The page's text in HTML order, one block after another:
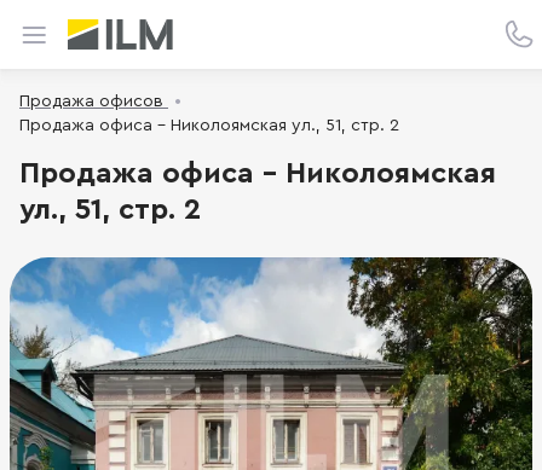
Продажа офисов
Продажа офиса - Николоямская ул., 51, стр. 2
Продажа офиса - Николоямская
ул., 51, стр. 2